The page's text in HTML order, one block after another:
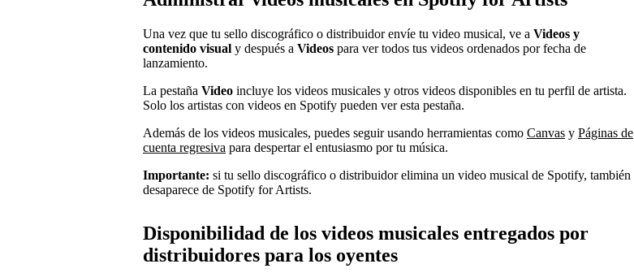
Una vez que tu sello discográfico o distribuidor envíe tu video musical, ve a Videos y
contenido visual y después a Videos para ver todos tus videos ordenados por fecha de
lanzamiento.
La pestaña Video incluye los videos musicales y otros videos disponibles en tu perfil de artista.
Solo los artistas con videos en Spotify pueden ver esta pestaña.
Además de los videos musicales, puedes seguir usando herramientas como Canvas y Páginas de
cuenta regresiva para despertar el entusiasmo por tu música.
Importante: si tu sello discográfico o distribuidor elimina un video musical de Spotify, también
desaparece de Spotify for Artists.
Disponibilidad de los videos musicales entregados por
distribuidores para los oyentes